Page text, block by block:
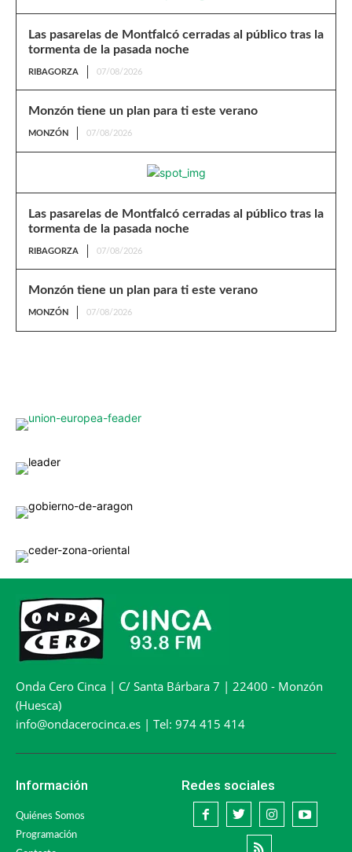
Las pasarelas de Montfalcó cerradas al público tras la
tormenta de la pasada noche
RIBAGORZA 07/08/2026
Monzón tiene un plan para ti este verano
MONZÓN 07/08/2026
Las pasarelas de Montfalcó cerradas al público tras la
tormenta de la pasada noche
RIBAGORZA 07/08/2026
Monzón tiene un plan para ti este verano
MONZÓN 07/08/2026
Onda Cero Cinca | C/ Santa Bárbara 7 | 22400 - Monzón
(Huesca)
info@ondacerocinca.es | Tel: 974 415 414
Información
Quiénes Somos
Programación
Redes sociales